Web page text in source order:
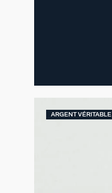
ARGENT VÉRITABLE